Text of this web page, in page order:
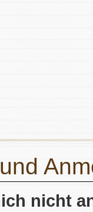
nicht